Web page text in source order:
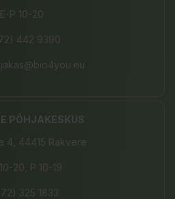
E-P 10-20
442 9390
PÕHJAKESKUS
4, 44415 Rakvere
20, P 10-19
325 1833